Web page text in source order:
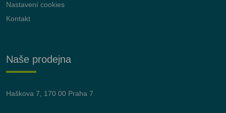
Nastavení cookies
Kontakt
Naše prodejna
Haškova 7, 170 00 Praha 7